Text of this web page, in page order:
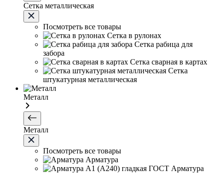
Сетка металлическая
Посмотреть все товары
Сетка в рулонах
Сетка рабица для
забора
Сетка сварная в картах
Сетка
штукатурная металлическая
Металл
Металл
Посмотреть все товары
Арматура
Арматура